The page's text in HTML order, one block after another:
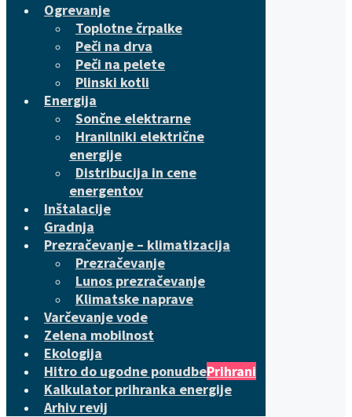
Ogrevanje
Toplotne črpalke
Peči na drva
Peči na pelete
Plinski kotli
Energija
Sončne elektrarne
Hranilniki električne
energije
Distribucija in cene
energentov
Inštalacije
Gradnja
Prezračevanje – klimatizacija
Prezračevanje
Lunos prezračevanje
Klimatske naprave
Varčevanje vode
Zelena mobilnost
Ekologija
Hitro do ugodne ponudbePrihrani
Kalkulator prihranka energije
Arhiv revij